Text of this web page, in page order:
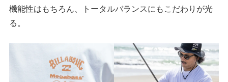
機能性はもちろん、トータルバランスにもこだわりが光
る。